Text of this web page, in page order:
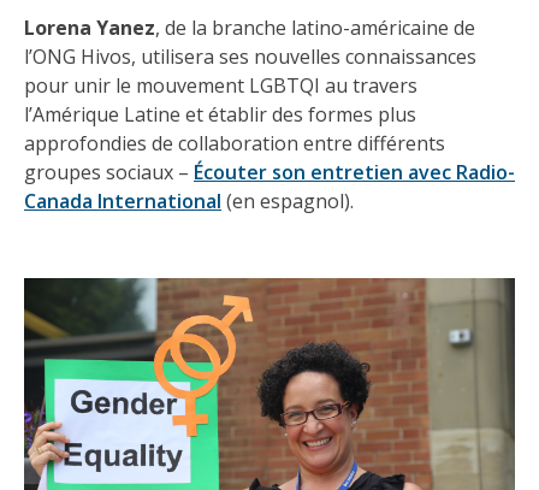
Lorena Yanez, de la branche latino-américaine de
l’ONG Hivos, utilisera ses nouvelles connaissances
pour unir le mouvement LGBTQI au travers
l’Amérique Latine et établir des formes plus
approfondies de collaboration entre différents
groupes sociaux – Écouter son entretien avec Radio-
Canada International (en espagnol).